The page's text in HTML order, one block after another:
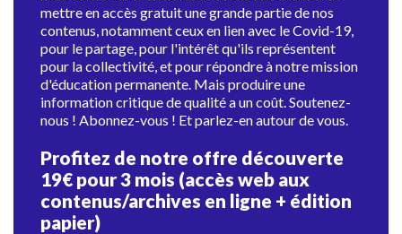
mettre en accès gratuit une grande partie de nos
contenus, notamment ceux en lien avec le Covid-19,
pour le partage, pour l'intérêt qu'ils représentent
pour la collectivité, et pour répondre à notre mission
d'éducation permanente. Mais produire une
information critique de qualité a un coût. Soutenez-
nous ! Abonnez-vous ! Et parlez-en autour de vous.
Profitez de notre offre découverte
19€ pour 3 mois (accès web aux
contenus/archives en ligne + édition
papier)